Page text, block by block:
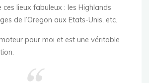
ces lieux fabuleux : les Highlands
de l’Oregon aux Etats-Unis, etc.
pour moi et est une véritable